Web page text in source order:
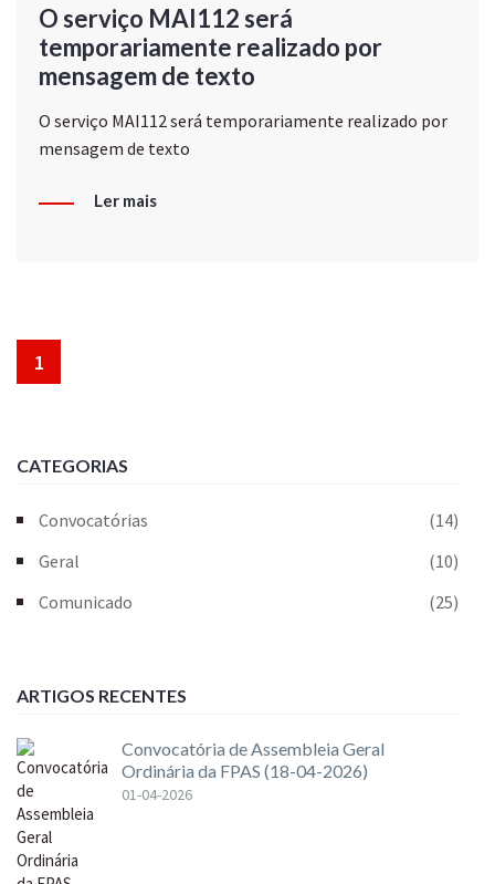
O serviço MAI112 será
temporariamente realizado por
mensagem de texto
O serviço MAI112 será temporariamente realizado por
mensagem de texto
Ler mais
1
CATEGORIAS
Convocatórias
(14)
Geral
(10)
Comunicado
(25)
ARTIGOS RECENTES
Convocatória de Assembleia Geral
Ordinária da FPAS (18-04-2026)
01-04-2026